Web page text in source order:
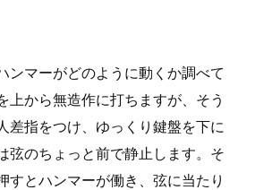
ンマーがどのように動くか調べて
上から無造作に打ちますが、そう
差指をつけ、ゆっくり鍵盤を下に
弦のちょっと前で静止します。そ
すとハンマーが働き、弦に当たり